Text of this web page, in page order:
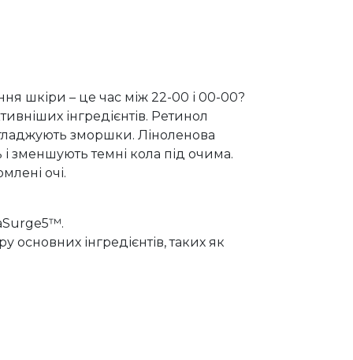
шкіри – це час між 22-00 і 00-00?
інгредієнтів. Ретинол
зморшки. Ліноленова
і зменшують темні кола під очима.
очі.
основних інгредієнтів, таких як